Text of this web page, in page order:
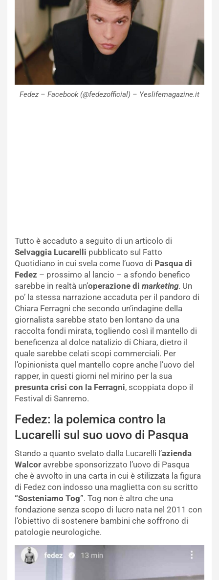
Fedez – Facebook (@fedezofficial) – Yeslifemagazine.it
Tutto è accaduto a seguito di un articolo di
Selvaggia Lucarelli pubblicato sul Fatto
Quotidiano in cui svela come l’uovo di Pasqua di
Fedez – prossimo al lancio – a sfondo benefico
sarebbe in realtà un’operazione di marketing. Un
po’ la stessa narrazione accaduta per il pandoro di
Chiara Ferragni che secondo un’indagine della
giornalista sarebbe stato ben lontano da una
raccolta fondi mirata, togliendo così il mantello di
beneficenza al dolce natalizio di Chiara, dietro il
quale sarebbe celati scopi commerciali. Per
l’opinionista quel mantello copre anche l’uovo del
rapper, in questi giorni nel mirino per la sua
presunta crisi con la Ferragni, scoppiata dopo il
Festival di Sanremo.
Fedez: la polemica contro la
Lucarelli sul suo uovo di Pasqua
Stando a quanto svelato dalla Lucarelli l’azienda
Walcor avrebbe sponsorizzato l’uovo di Pasqua
che è avvolto in una carta in cui è stilizzata la figura
di Fedez con indosso una maglietta con su scritto
“Sosteniamo Tog”. Tog non è altro che una
fondazione senza scopo di lucro nata nel 2011 con
l’obiettivo di sostenere bambini che soffrono di
patologie neurologiche.